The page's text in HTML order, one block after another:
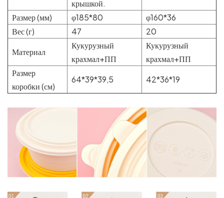
крышкой.
Размер (мм)
φ185*80
φ160*36
Вес (г)
47
20
Материал
Кукурузный
крахмал+ПП
Кукурузный
крахмал+ПП
Размер
коробки (см)
64*39*39,5 42*36*19